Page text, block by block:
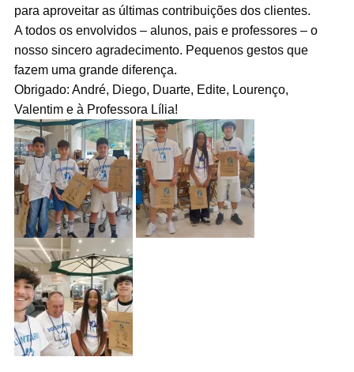
para aproveitar as últimas contribuições dos clientes.
A todos os envolvidos – alunos, pais e professores – o
nosso sincero agradecimento. Pequenos gestos que
fazem uma grande diferença.
Obrigado: André, Diego, Duarte, Edite, Lourenço,
Valentim e à Professora Lília!